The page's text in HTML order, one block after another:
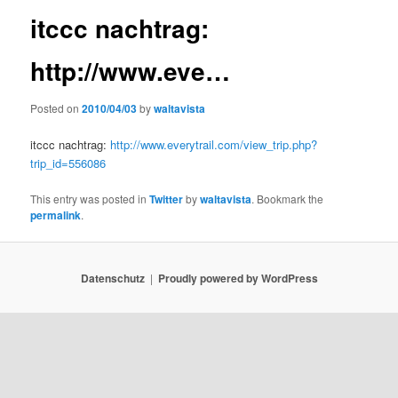
itccc nachtrag:
http://www.eve…
Posted on2010/04/03bywaltavista
itccc nachtrag: http://www.everytrail.com/view_trip.php?
trip_id=556086
This entry was posted inTwitterbywaltavista. Bookmark the
permalink.
Datenschutz Proudly powered by WordPress